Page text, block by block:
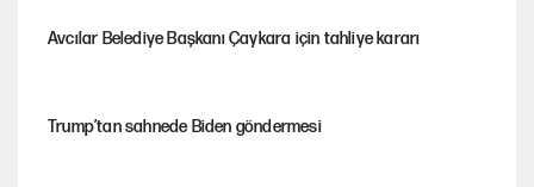
Avcılar Belediye Başkanı Çaykara için tahliye kararı
Trump’tan sahnede Biden göndermesi